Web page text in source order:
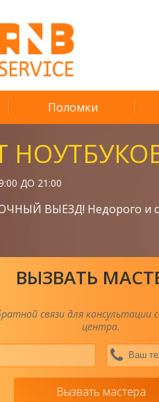
Поломки
ДО 21:00
ВЫЕЗД! Недорого и с
ВЫЗВАТЬ
связи для консультации
центра.
Ваше
имя
*
Вызвать мастера